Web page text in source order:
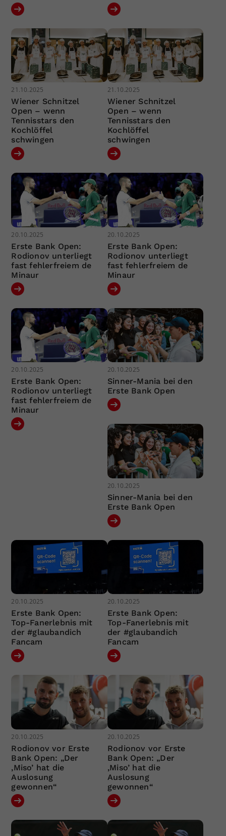
21.10.2025
Wiener Schnitzel
Open – wenn
Tennisstars den
Kochlöffel
schwingen
21.10.2025
Wiener Schnitzel
Open – wenn
Tennisstars den
Kochlöffel
schwingen
20.10.2025
Erste Bank Open:
Rodionov unterliegt
fast fehlerfreiem de
Minaur
20.10.2025
Erste Bank Open:
Rodionov unterliegt
fast fehlerfreiem de
Minaur
20.10.2025
Erste Bank Open:
Rodionov unterliegt
fast fehlerfreiem de
Minaur
20.10.2025
Sinner-Mania bei den
Erste Bank Open
20.10.2025
Sinner-Mania bei den
Erste Bank Open
20.10.2025
Erste Bank Open:
Top-Fanerlebnis mit
der #glaubandich
Fancam
20.10.2025
Erste Bank Open:
Top-Fanerlebnis mit
der #glaubandich
Fancam
20.10.2025
Rodionov vor Erste
Bank Open: „Der
‚Miso’ hat die
Auslosung
gewonnen“
20.10.2025
Rodionov vor Erste
Bank Open: „Der
‚Miso’ hat die
Auslosung
gewonnen“